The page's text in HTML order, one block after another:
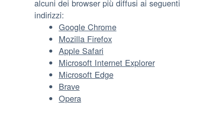
alcuni dei browser più diffusi ai seguenti
indirizzi:
Google Chrome
Mozilla Firefox
Apple Safari
Microsoft Internet Explorer
Microsoft Edge
Brave
Opera